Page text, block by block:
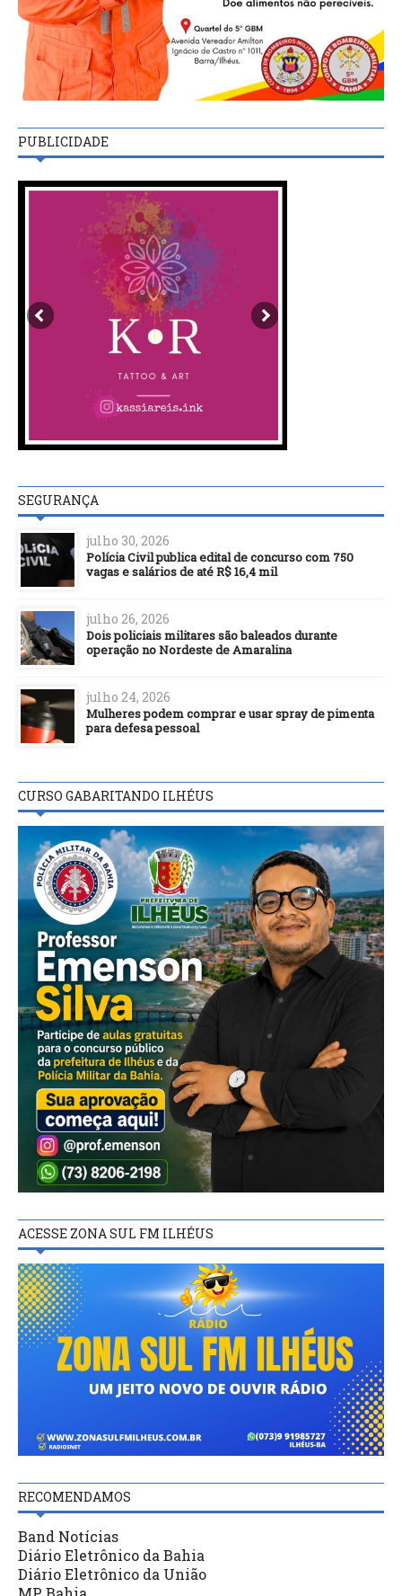
PUBLICIDADE
SEGURANÇA
julho 30, 2026
Polícia Civil publica edital de concurso com 750
vagas e salários de até R$ 16,4 mil
julho 26, 2026
Dois policiais militares são baleados durante
operação no Nordeste de Amaralina
julho 24, 2026
Mulheres podem comprar e usar spray de pimenta
para defesa pessoal
CURSO GABARITANDO ILHÉUS
ACESSE ZONA SUL FM ILHÉUS
RECOMENDAMOS
Band Notícias
Diário Eletrônico da Bahia
Diário Eletrônico da União